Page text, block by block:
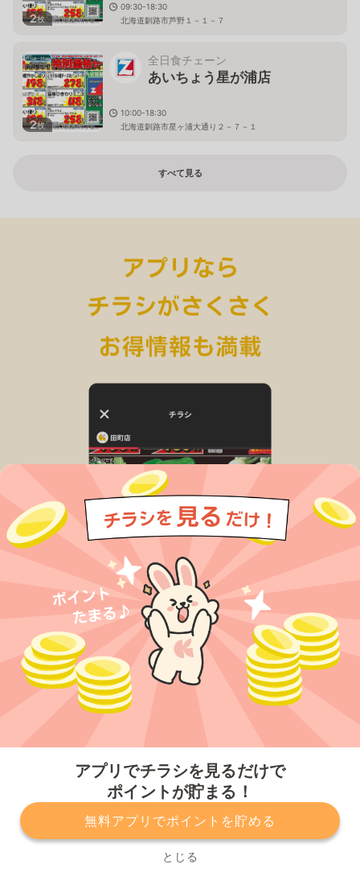
アプリでチラシを見るだけで
ポイントが貯まる！
無料アプリでポイントを貯める
とじる
2枚
09:30-18:30
北海道釧路市芦野１－１－７
2枚
全日食チェーン
あいちょう星が浦店
10:00-18:30
北海道釧路市星ヶ浦大通り２－７－１
すべて見る
プライバシーポリシー 利用規約
運営会社
サービスに関してのお問い合わせ